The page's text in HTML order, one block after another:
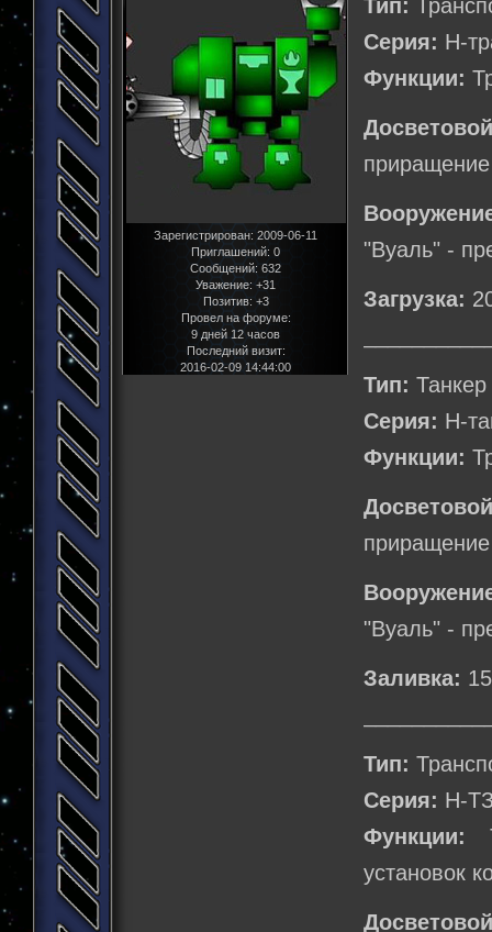
Зарегистрирован: 2009-06-11
Приглашений: 0
Сообщений: 632
Уважение: +31
Позитив: +3
Провел на форуме:
9 дней 12 часов
Последний визит:
2016-02-09 14:44:00
Тип:
Серия: Н-
Функции:
"Вуаль" -
Загрузка:
Тип: Танкер
Серия: Н-
Функции:
"Вуаль" -
Заливка:
Тип:
Серия: Н-
Функции:
установок